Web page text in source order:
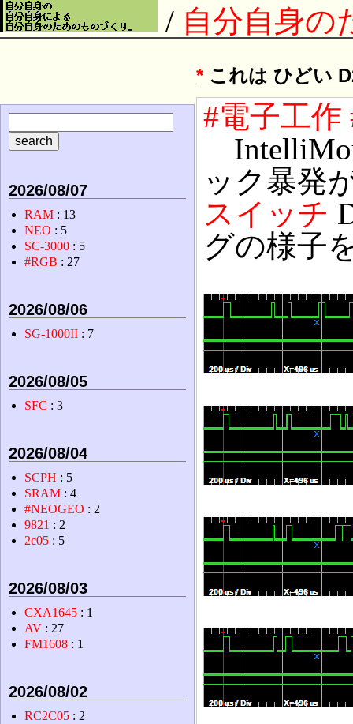
/ 自分自身の
*これは ひどい
#電子工作
ック暴発
スイッチ
グの様子
2026/08/07
RAM : 13
NEO : 5
SC-3000 : 5
#RGB : 27
2026/08/06
SG-1000II : 7
2026/08/05
SFC : 3
2026/08/04
SCPH : 5
SRAM : 4
#NEOGEO : 2
9821 : 2
2c05 : 5
2026/08/03
CXA1645 : 1
AV : 27
FM1608 : 1
2026/08/02
RC2C05 : 2